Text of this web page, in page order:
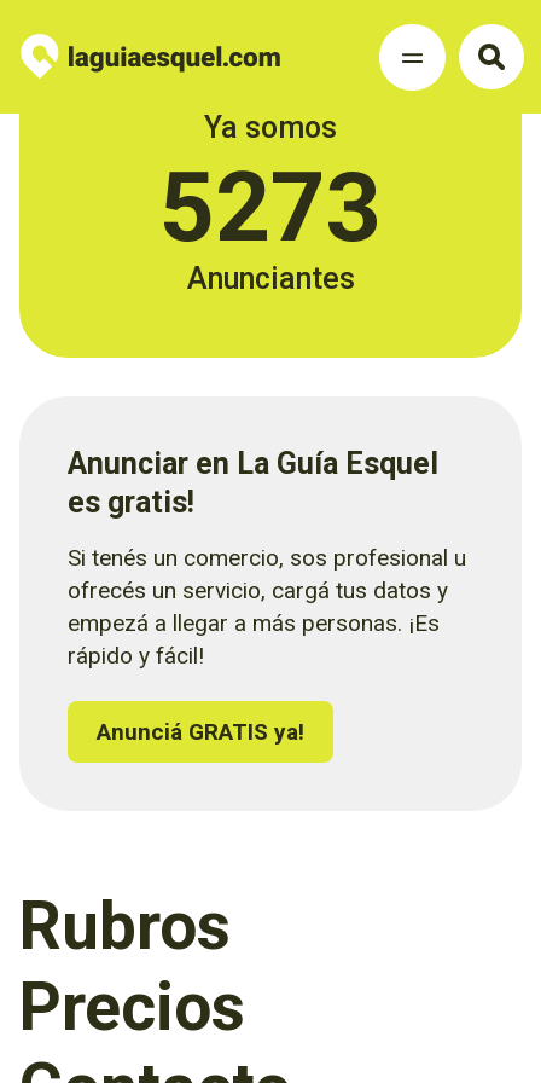
Ya somos
5273
Anunciantes
Anunciar en La Guía Esquel
es gratis!
Si tenés un comercio, sos profesional u
ofrecés un servicio, cargá tus datos y
empezá a llegar a más personas. ¡Es
rápido y fácil!
Anunciá GRATIS ya!
Rubros
Precios